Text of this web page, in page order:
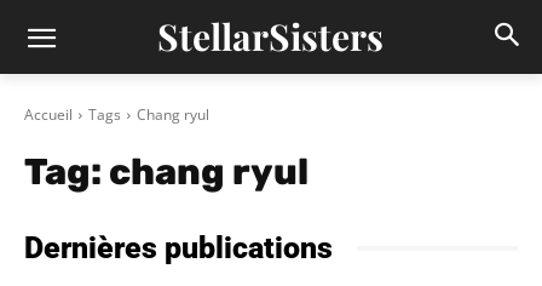
StellarSisters
Accueil Tags Chang ryul
Tag: chang ryul
Dernières publications